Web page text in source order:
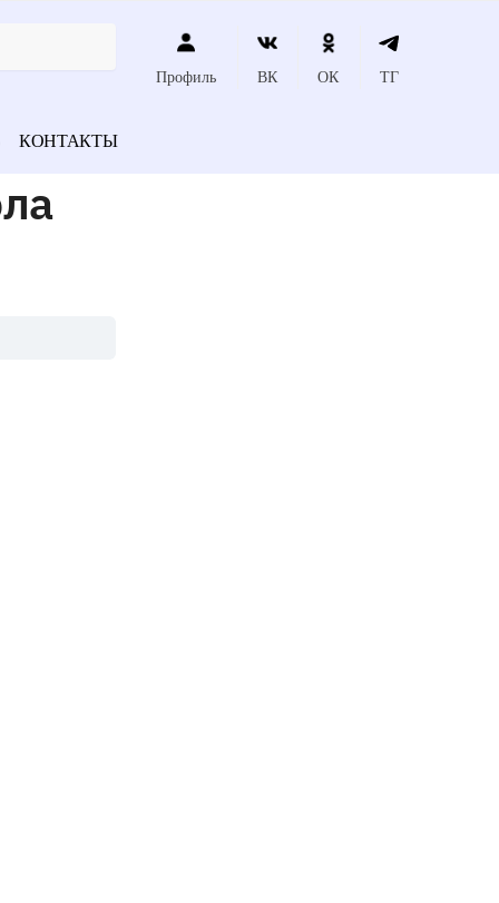
Профиль ВК ОК ТГ
КОНТАКТЫ